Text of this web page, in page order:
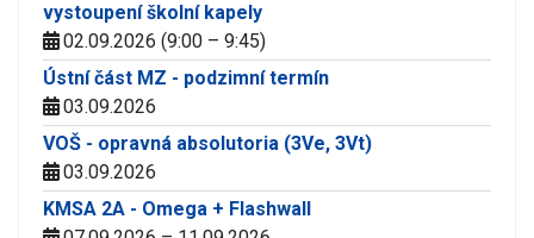
vystoupení školní kapely
02.09.2026 (9:00 – 9:45)
Ústní část MZ - podzimní termín
03.09.2026
VOŠ - opravná absolutoria (3Ve, 3Vt)
03.09.2026
KMSA 2A - Omega + Flashwall